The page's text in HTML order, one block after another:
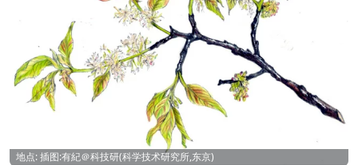
地点: 插图:有紀＠科技研(科学技术研究所,东京)